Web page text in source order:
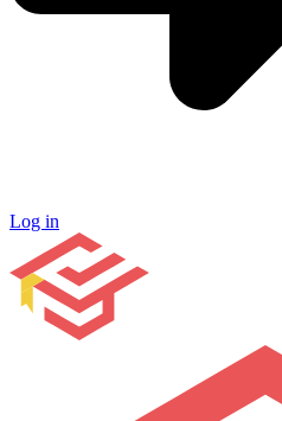
Log in